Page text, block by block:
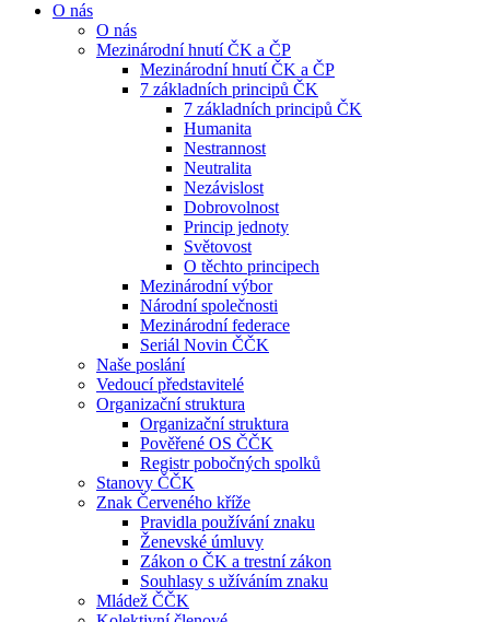
O nás
O nás
Mezinárodní hnutí ČK a ČP
Mezinárodní hnutí ČK a ČP
7 základních principů ČK
7 základních principů ČK
Humanita
Nestrannost
Neutralita
Nezávislost
Dobrovolnost
Princip jednoty
Světovost
O těchto principech
Mezinárodní výbor
Národní společnosti
Mezinárodní federace
Seriál Novin ČČK
Naše poslání
Vedoucí představitelé
Organizační struktura
Organizační struktura
Pověřené OS ČČK
Registr pobočných spolků
Stanovy ČČK
Znak Červeného kříže
Pravidla používání znaku
Ženevské úmluvy
Zákon o ČK a trestní zákon
Souhlasy s užíváním znaku
Mládež ČČK